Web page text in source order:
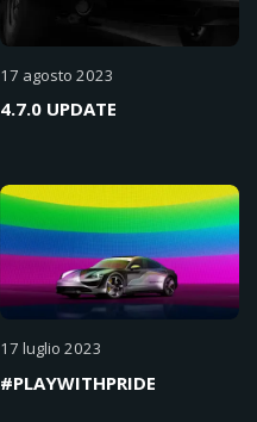
17 agosto 2023
4.7.0 UPDATE
17 luglio 2023
#PLAYWITHPRIDE